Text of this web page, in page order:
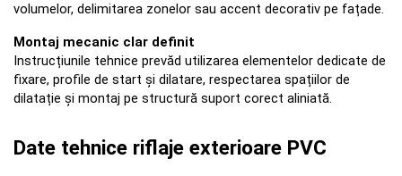
volumelor, delimitarea zonelor sau accent decorativ pe fațade.
Montaj mecanic clar definit
Instrucțiunile tehnice prevăd utilizarea elementelor dedicate de
fixare, profile de start și dilatare, respectarea spațiilor de
dilatație și montaj pe structură suport corect aliniată.
Date tehnice riflaje exterioare PVC